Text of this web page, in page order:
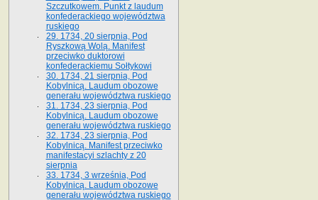
Szczutkowem. Punkt z laudum
konfederackiego województwa
ruskiego
29. 1734, 20 sierpnia, Pod
Ryszkową Wolą. Manifest
przeciwko duktorowi
konfederackiemu Sołtykowi
30. 1734, 21 sierpnia, Pod
Kobylnicą. Laudum obozowe
generału województwa ruskiego
31. 1734, 23 sierpnia, Pod
Kobylnicą. Laudum obozowe
generału województwa ruskiego
32. 1734, 23 sierpnia, Pod
Kobylnicą. Manifest przeciwko
manifestacyi szlachty z 20
sierpnia
33. 1734, 3 września, Pod
Kobylnicą. Laudum obozowe
generału województwa ruskiego